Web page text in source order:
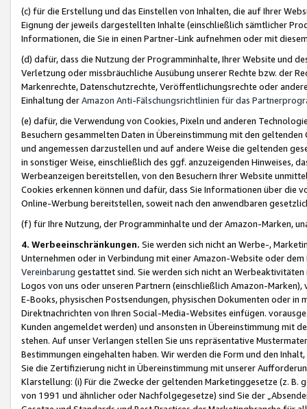
(c) für die Erstellung und das Einstellen von Inhalten, die auf Ihrer
Eignung der jeweils dargestellten Inhalte (einschließlich sämtlicher
Informationen, die Sie in einen Partner-Link aufnehmen oder mit
(d) dafür, dass die Nutzung der Programminhalte, Ihrer Website und
Verletzung oder missbräuchliche Ausübung unserer Rechte bzw. der
Markenrechte, Datenschutzrechte, Veröffentlichungsrechte oder
Einhaltung derAmazon Anti-Fälschungsrichtlinien für das
(e) dafür, die Verwendung von Cookies, Pixeln und anderen
Besuchern gesammelten Daten in Übereinstimmung mit den
und angemessen darzustellen und auf andere Weise die geltenden
in sonstiger Weise, einschließlich des ggf. anzuzeigenden Hinweises,
Werbeanzeigen bereitstellen, von den Besuchern Ihrer Website
Cookies erkennen können und dafür, dass Sie Informationen über die
Online-Werbung bereitstellen, soweit nach den anwendbaren
(f) für Ihre Nutzung, der Programminhalte und der Amazon-Marken,
4. Werbeeinschränkungen. Sie werden sich nicht an Werbe-,
Unternehmen oder in Verbindung mit einer Amazon-Website oder
Vereinbarung gestattet sind. Sie werden sich nicht an
Logos von uns oder unseren Partnern (einschließlich Amazon-
E-Books, physischen Postsendungen, physischen Dokumenten oder in
Direktnachrichten von Ihren Social-Media-Websites einfügen.
Kunden angemeldet werden) und ansonsten in Übereinstimmung mit
stehen. Auf unser Verlangen stellen Sie uns repräsentative
Bestimmungen eingehalten haben. Wir werden die Form und den
Sie die Zertifizierung nicht in Übereinstimmung mit unserer
Klarstellung: (i) Für die Zwecke der geltenden Marketinggesetze (z. B.
von 1991 und ähnlicher oder Nachfolgegesetze) sind Sie der